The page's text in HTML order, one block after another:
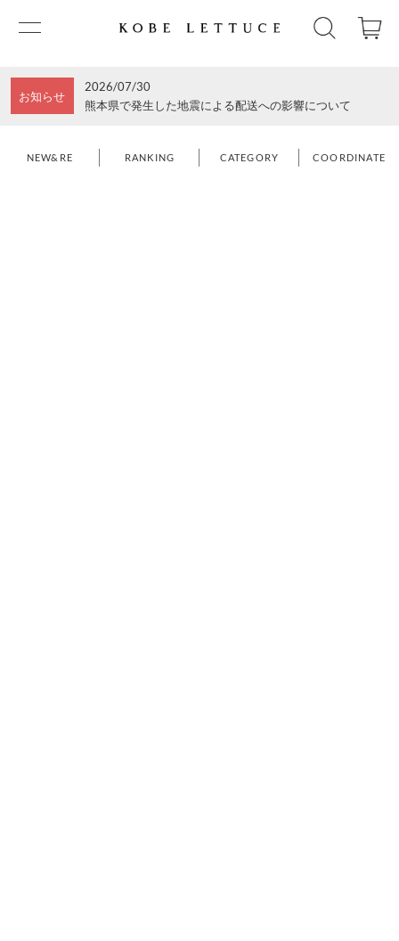
お知らせ
2026/07/30
熊本県で発生した地震による配送への影響について
NEW&RE RANKING CATEGORY COORDINATE